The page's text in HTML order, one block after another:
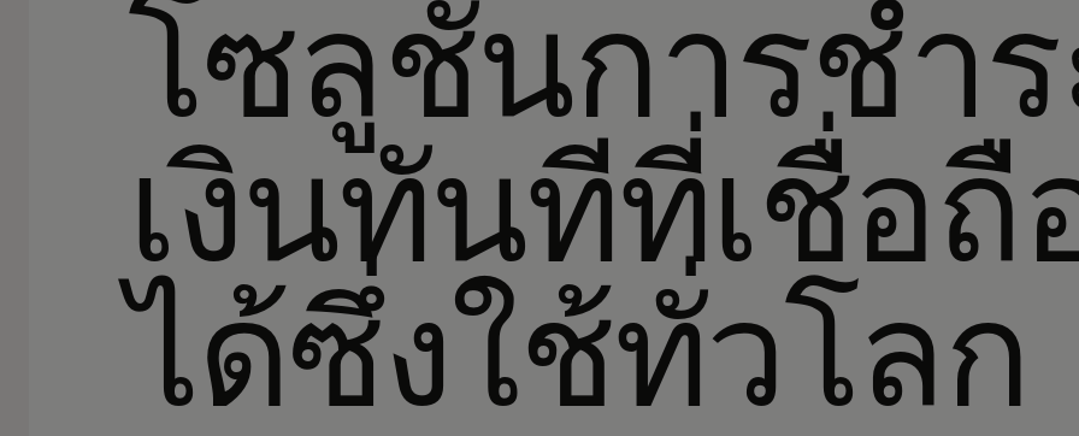
โซลูชันการชำ
เงินทันทีที่เชื่อถื
ได้ซึ่งใช้ทั่วโลก